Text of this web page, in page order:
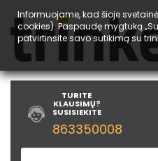
TURITE
KLAUSIMŲ?
SUSISIEKITE
863350008
Informuojame, kad šioje
cookies). Paspaudę mygtuką
patvirtinsite savo sutikimą su